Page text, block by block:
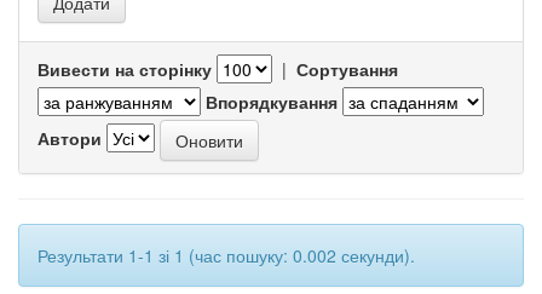
Вивести на сторінку | Сортування
Впорядкування
Автори
Результати 1-1 зі 1 (час пошуку: 0.002 секунди).